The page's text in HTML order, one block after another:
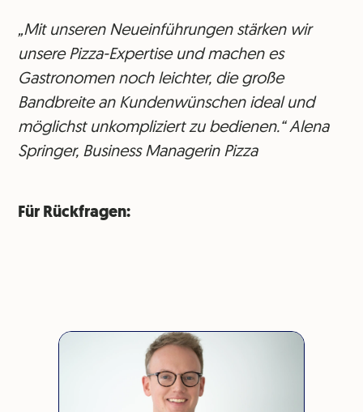
„Mit unseren Neueinführungen stärken wir
unsere Pizza-Expertise und machen es
Gastronomen noch leichter, die große
Bandbreite an Kundenwünschen ideal und
möglichst unkompliziert zu bedienen.“ Alena
Springer, Business Managerin Pizza
Für Rückfragen: